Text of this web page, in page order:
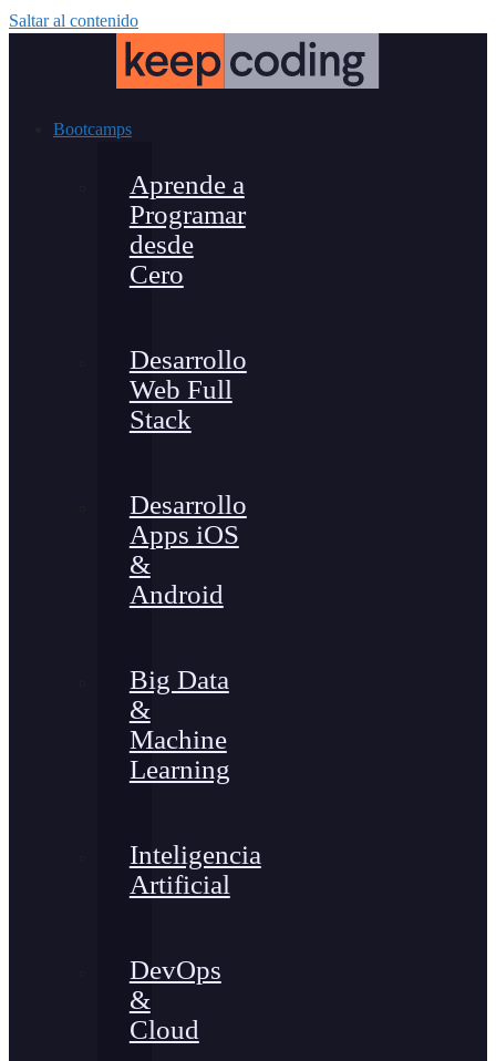
Saltar al contenido
Bootcamps
Aprende a
Programar
desde
Cero
Desarrollo
Web Full
Stack
Desarrollo
Apps iOS
&
Android
Big Data
&
Machine
Learning
Inteligencia
Artificial
DevOps
&
Cloud